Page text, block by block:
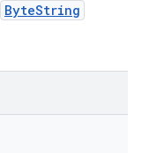
ByteString